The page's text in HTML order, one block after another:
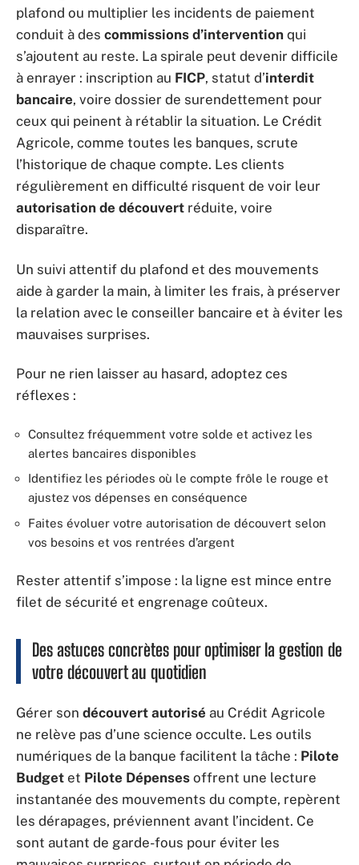
plafond ou multiplier les incidents de paiement
conduit à des commissions d’intervention qui
s’ajoutent au reste. La spirale peut devenir difficile
à enrayer : inscription au FICP, statut d’interdit
bancaire, voire dossier de surendettement pour
ceux qui peinent à rétablir la situation. Le Crédit
Agricole, comme toutes les banques, scrute
l’historique de chaque compte. Les clients
régulièrement en difficulté risquent de voir leur
autorisation de découvert réduite, voire
disparaître.
Un suivi attentif du plafond et des mouvements
aide à garder la main, à limiter les frais, à préserver
la relation avec le conseiller bancaire et à éviter les
mauvaises surprises.
Pour ne rien laisser au hasard, adoptez ces
réflexes :
Consultez fréquemment votre solde et activez les
alertes bancaires disponibles
Identifiez les périodes où le compte frôle le rouge et
ajustez vos dépenses en conséquence
Faites évoluer votre autorisation de découvert selon
vos besoins et vos rentrées d’argent
Rester attentif s’impose : la ligne est mince entre
filet de sécurité et engrenage coûteux.
Des astuces concrètes pour optimiser la gestion de
votre découvert au quotidien
Gérer son découvert autorisé au Crédit Agricole
ne relève pas d’une science occulte. Les outils
numériques de la banque facilitent la tâche : Pilote
Budget et Pilote Dépenses offrent une lecture
instantanée des mouvements du compte, repèrent
les dérapages, préviennent avant l’incident. Ce
sont autant de garde-fous pour éviter les